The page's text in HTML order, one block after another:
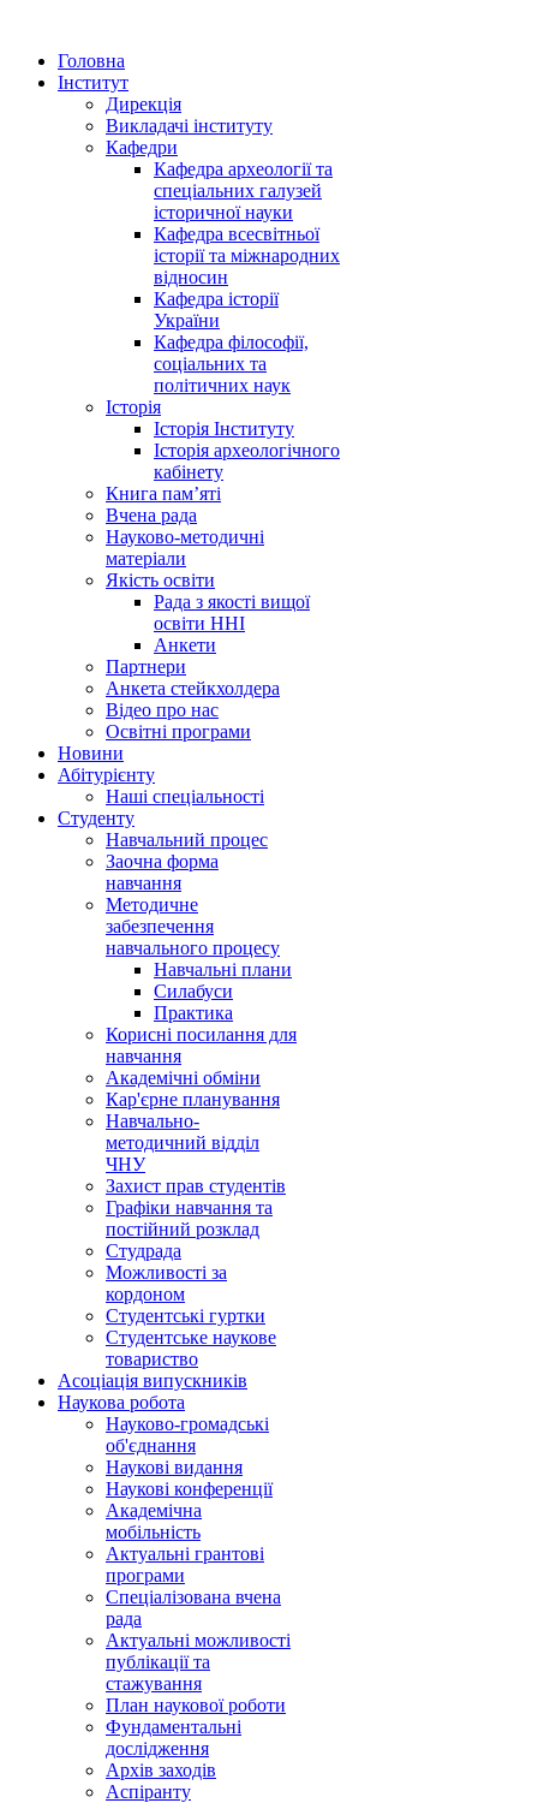
Головна
Інститут
Дирекція
Викладачі інституту
Кафедри
Кафедра археології та
спеціальних галузей
історичної науки
Кафедра всесвітньої
історії та міжнародних
відносин
Кафедра історії
України
Кафедра філософії,
соціальних та
політичних наук
Історія
Історія Інституту
Історія археологічного
кабінету
Книга памʼяті
Вчена рада
Науково-методичні
матеріали
Якість освіти
Рада з якості вищої
освіти ННІ
Анкети
Партнери
Анкета стейкхолдера
Відео про нас
Освітні програми
Hовини
Абітурієнту
Наші спеціальності
Студенту
Навчальний процес
Заочна форма
навчання
Методичне
забезпечення
навчального процесу
Навчальні плани
Силабуси
Практика
Корисні посилання для
навчання
Академічні обміни
Кар'єрне планування
Навчально-
методичний відділ
ЧНУ
Захист прав студентів
Графіки навчання та
постійний розклад
Студрада
Можливості за
кордоном
Студентські гуртки
Студентське наукове
товариство
Асоціація випускників
Наукова робота
Науково-громадські
об'єднання
Наукові видання
Наукові конференції
Академічна
мобільність
Актуальні грантові
програми
Спеціалізована вчена
рада
Актуальні можливості
публікації та
стажування
План наукової роботи
Фундаментальні
дослідження
Архів заходів
Аспіранту